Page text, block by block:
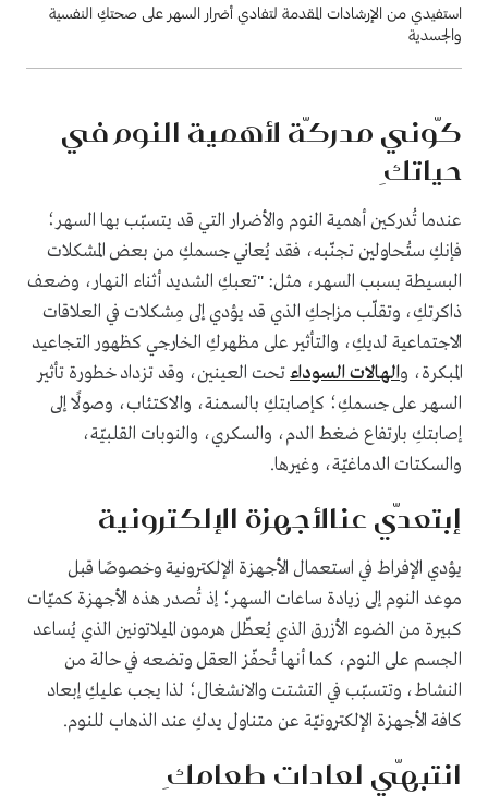
استفيدي من الإرشادات المقدمة لتفادي أضرار السهر على صحتكِ النفسية
والجسدية
كّوني مدركّة لأهمية النوم في
حياتكِ
عندما تُدركين أهمية النوم والأضرار التي قد يتسبّب بها السهر؛
فإنكِ ستُحاولين تجنّبه، فقد يُعاني جسمكِ من بعض المشكلات
البسيطة بسبب السهر، مثل: "تعبكِ الشديد أثناء النهار، وضعف
ذاكرتكِ، وتقلّب مزاجكِ الذي قد يؤدي إلى مِشكلات في العلاقات
الاجتماعية لديكِ، والتأثير على مظهركِ الخارجي كظهور التجاعيد
المبكرة، والهالات السوداءتحت العينين، وقد تزداد خطورة تأثير
السهر على جسمكِ؛ كإصابتكِ بالسمنة، والاكتئاب، وصولًا إلى
إصابتكِ بارتفاع ضغط الدم، والسكري، والنوبات القلبيّة،
والسكتات الدماغيّة، وغيرها.
إبتعدّي عنالأجهزة الإلكترونية
يؤدي الإفراط في استعمال الأجهزة الإلكترونية وخصوصًا قبل
موعد النوم إلى زيادة ساعات السهر؛ إذ تُصدر هذه الأجهزة كميّات
كبيرة من الضوء الأزرق الذي يُعطّل هرمون الميلاتونين الذي يُساعد
الجسم على النوم، كما أنها تُحفّز العقل وتضعه في حالة من
النشاط، وتتسبّب في التشتت والانشغال؛ لذا يجب عليكِ إبعاد
كافة الأجهزة الإلكترونيّة عن متناول يدكِ عند الذهاب للنوم.
انتبهّي لعادات طعامكِ